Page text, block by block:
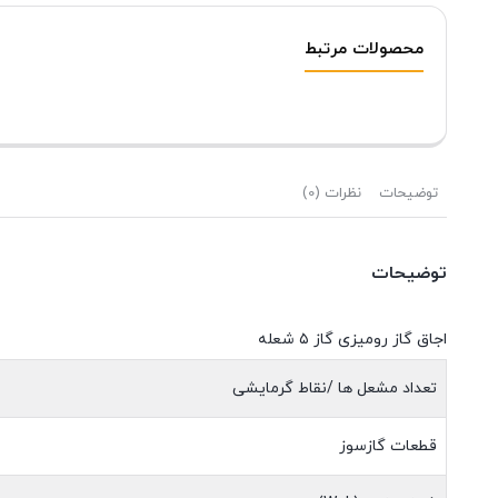
محصولات مرتبط
توضیحات نظرات (0)
توضیحات
اجاق گاز رومیزی گاز ۵ شعله
تعداد مشعل ها /نقاط گرمایشی
قطعات گازسوز